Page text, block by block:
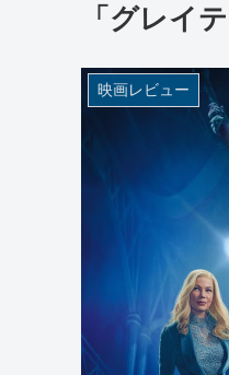
「グレイ
映画レビュー